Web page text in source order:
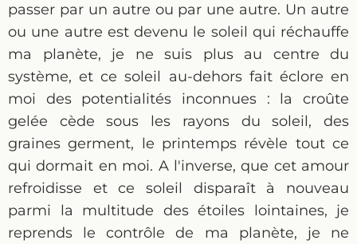
passer par un autre ou par une autre. Un autre
ou une autre est devenu le soleil qui réchauffe
ma planète, je ne suis plus au centre du
système, et ce soleil au-dehors fait éclore en
moi des potentialités inconnues : la croûte
gelée cède sous les rayons du soleil, des
graines germent, le printemps révèle tout ce
qui dormait en moi. A l'inverse, que cet amour
refroidisse et ce soleil disparaît à nouveau
parmi la multitude des étoiles lointaines, je
reprends le contrôle de ma planète, je ne